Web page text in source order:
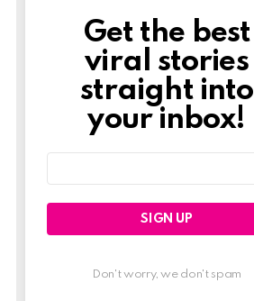
Newslett
Get the best
viral stories
straight into
your inbox!
Don't worry, we don't spam